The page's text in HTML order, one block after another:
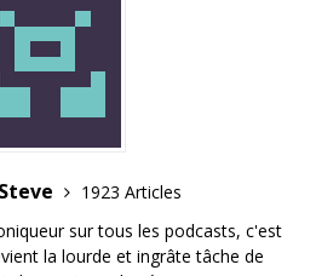
1923 Articles
sur tous les podcasts, c'est
la lourde et ingrâte tâche de